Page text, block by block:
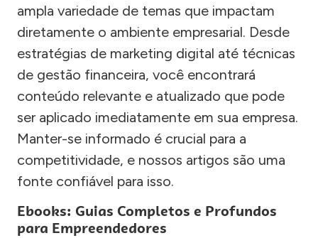
ampla variedade de temas que impactam
diretamente o ambiente empresarial. Desde
estratégias de marketing digital até técnicas
de gestão financeira, você encontrará
conteúdo relevante e atualizado que pode
ser aplicado imediatamente em sua empresa.
Manter-se informado é crucial para a
competitividade, e nossos artigos são uma
fonte confiável para isso.
Ebooks: Guias Completos e Profundos
para Empreendedores